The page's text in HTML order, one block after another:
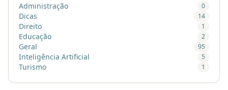
Administração
0
Dicas 14
Direito 1
Educação 2
Geral 95
Inteligência Artificial 5
Turismo 1